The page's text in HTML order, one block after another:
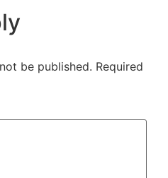
be published. Required